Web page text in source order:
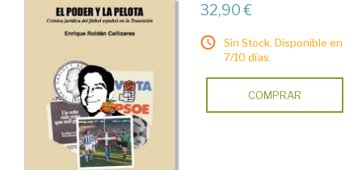
32,90 €
Sin Stock. Disponible en
7/10 días.
COMPRAR